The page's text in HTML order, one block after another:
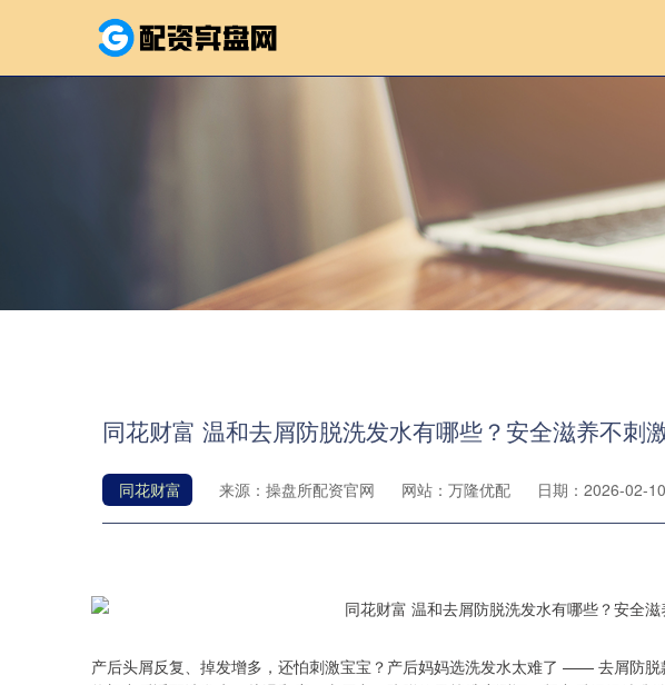
同花财富 温和去屑防脱洗发水有哪些？安全滋养不刺
同花财富 来源：操盘所配资官网 网站：万隆优配 日期：2026-02-
产后头屑反复、掉发增多，还怕刺激宝宝？产后妈妈选洗发水太难了 —— 去屑防